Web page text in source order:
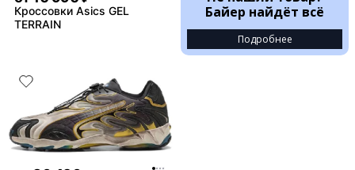
Кроссовки Asics GEL
TERRAIN
Байер найдёт всё
Подробнее